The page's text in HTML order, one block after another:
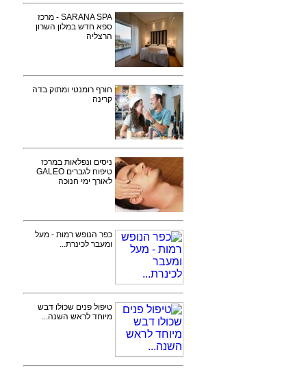
SARANA SPA - מרכז
ספא חדש במלון השרון
הרצליה
חורף רומנטי ומתוק בדה
קרינה
ניסים ונפלאות במרכז
טיפוח לגברים GALEO
לאורך ימי חנוכה
כפר הנופש רמות - מעל
ומעבר לכינרת...
טיפול פנים שכולו דבש
מיוחד לראש השנה...